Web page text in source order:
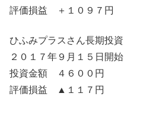
評価損益 ＋１０９７円
ひふみプラスさん長期投資
２０１７年９月１５日開始
投資金額 ４６００円
評価損益 ▲１１７円